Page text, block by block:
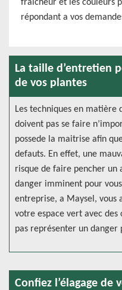
fraicheur et les couleurs
répondant a vos
La taille d’entretien
de vos plantes
Les techniques en matière
doivent pas se faire
possede la maitrise afin
defauts. En effet, une
risque de faire pencher un
danger imminent pour
entreprise, a Maysel, vous
votre espace vert avec
pas représenter un danger
Confiez l’élagage de